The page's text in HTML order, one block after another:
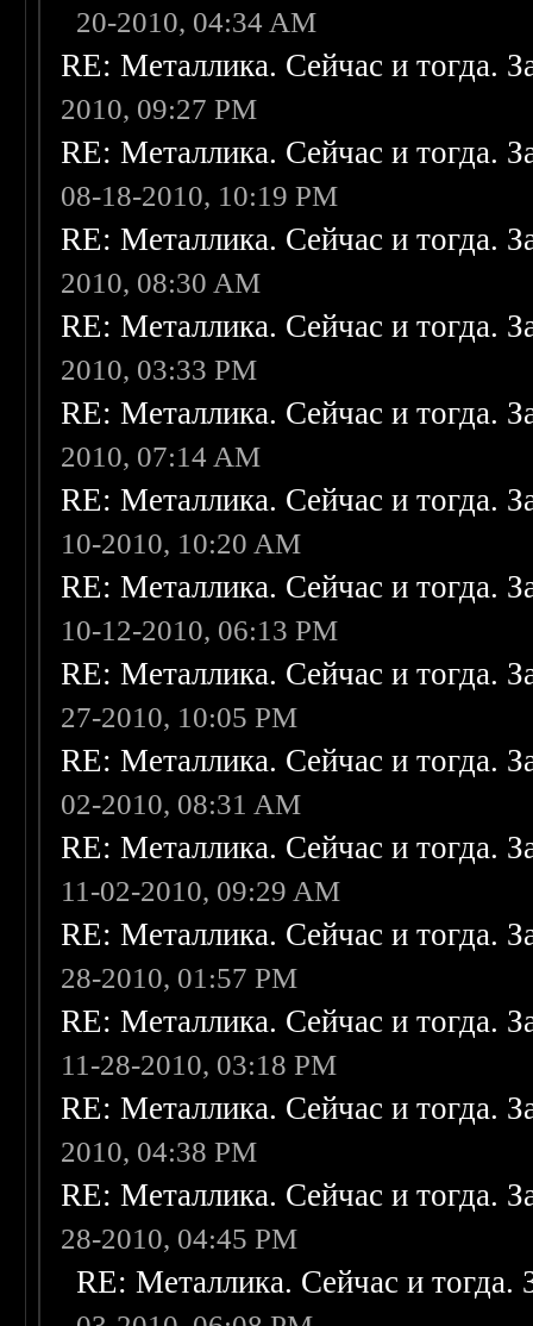
20-2010, 04:34 AM
RE: Металлика. Сейчас и тогда.
2010, 09:27 PM
RE: Металлика. Сейчас и тогда.
08-18-2010, 10:19 PM
RE: Металлика. Сейчас и тогда.
2010, 08:30 AM
RE: Металлика. Сейчас и тогда.
2010, 03:33 PM
RE: Металлика. Сейчас и тогда.
2010, 07:14 AM
RE: Металлика. Сейчас и тогда.
10-2010, 10:20 AM
RE: Металлика. Сейчас и тогда.
10-12-2010, 06:13 PM
RE: Металлика. Сейчас и тогда.
27-2010, 10:05 PM
RE: Металлика. Сейчас и тогда.
02-2010, 08:31 AM
RE: Металлика. Сейчас и тогда.
11-02-2010, 09:29 AM
RE: Металлика. Сейчас и тогда.
28-2010, 01:57 PM
RE: Металлика. Сейчас и тогда.
11-28-2010, 03:18 PM
RE: Металлика. Сейчас и тогда.
2010, 04:38 PM
RE: Металлика. Сейчас и тогда.
28-2010, 04:45 PM
RE: Металлика. Сейчас и